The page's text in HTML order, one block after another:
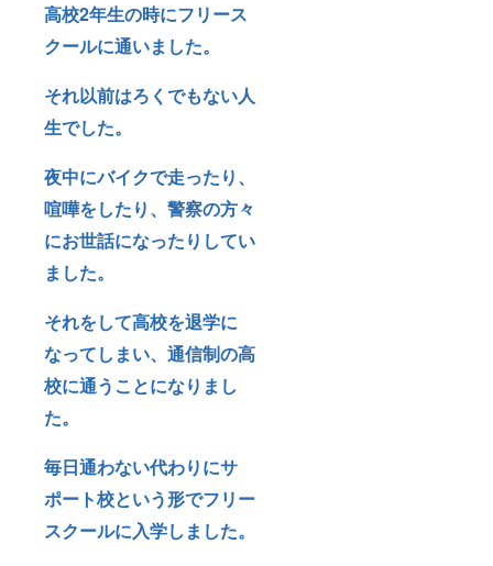
高校2年生の時にフリース
クールに通いました。
それ以前はろくでもない人
生でした。
夜中にバイクで走ったり、
喧嘩をしたり、警察の方々
にお世話になったりしてい
ました。
それをして高校を退学に
なってしまい、通信制の高
校に通うことになりまし
た。
毎日通わない代わりにサ
ポート校という形でフリー
スクールに入学しました。